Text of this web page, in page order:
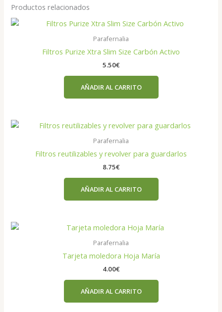
Productos relacionados
Parafernalia
Filtros Purize Xtra Slim Size Carbón Activo
5.50€
AÑADIR AL CARRITO
Parafernalia
Filtros reutilizables y revolver para guardarlos
8.75€
AÑADIR AL CARRITO
Parafernalia
Tarjeta moledora Hoja María
4.00€
AÑADIR AL CARRITO